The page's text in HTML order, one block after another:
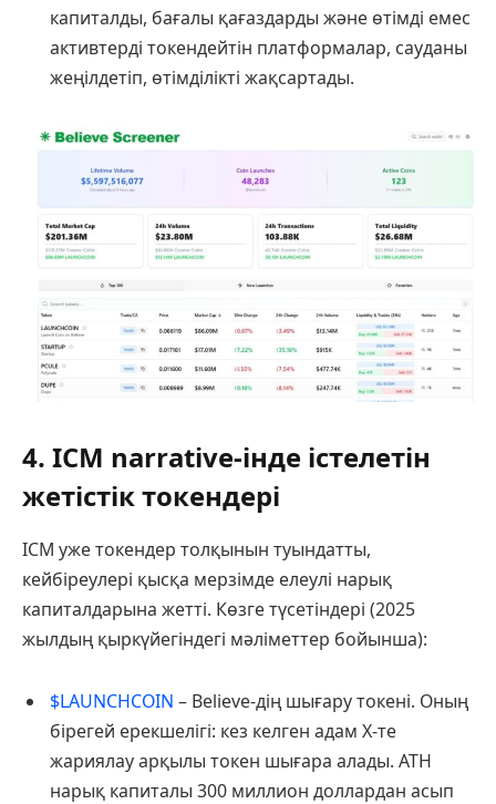
капиталды, бағалы қағаздарды және өтімді емес
активтерді токендейтін платформалар, сауданы
жеңілдетіп, өтімділікті жақсартады.
4. ICM narrative-інде істелетін
жетістік токендері
ICM уже токендер толқынын туындатты,
кейбіреулері қысқа мерзімде елеулі нарық
капиталдарына жетті. Көзге түсетіндері (2025
жылдың қыркүйегіндегі мәліметтер бойынша):
$LAUNCHCOIN – Believe-дің шығару токені. Оның
бірегей ерекшелігі: кез келген адам X-те
жариялау арқылы токен шығара алады. ATH
нарық капиталы 300 миллион доллардан асып